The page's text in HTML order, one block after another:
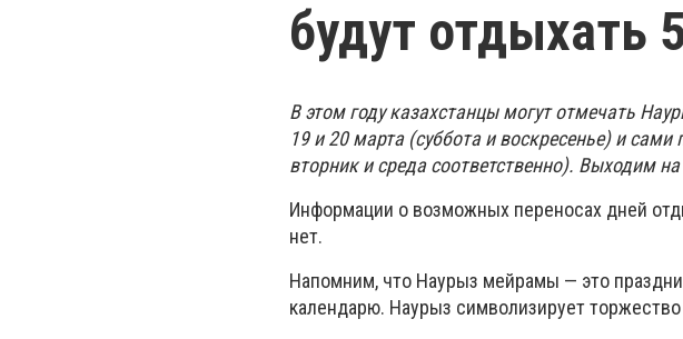
будут отдыхать
В этом году казахстанцы могут отмечать
19 и 20 марта (суббота и воскресенье) и
вторник и среда соответственно). Выходим
Информации о возможных переносах дней
нет.
Напомним, что Наурыз мейрамы — это
календарю. Наурыз символизирует